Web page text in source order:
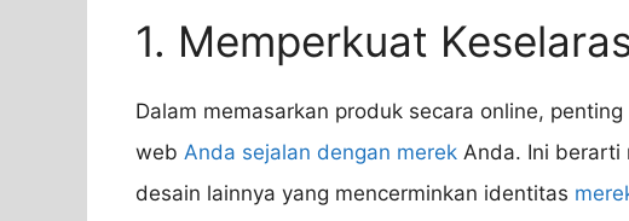
1. Memperkuat
Dalam memasarkan produk secara online,
web Anda sejalan dengan merek Anda. Ini berarti
desain lainnya yang mencerminkan identitas